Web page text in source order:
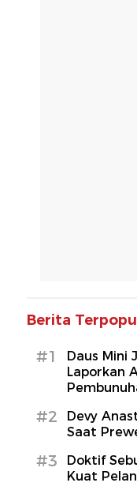
Berita
#1
Daus Mini
Laporkan
#2
Devy
Saat
#3
Doktif
Kuat